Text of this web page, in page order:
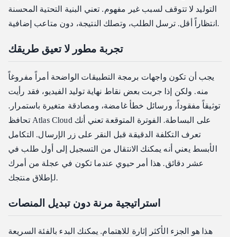
التوليد لا تتوقف لسبب غير مفهوم. تعني البنية التحتية المحسنة
انتظاراً أقل. ترسل الطلب، وتصلك النتيجة، دون متاعب إضافية.
تجربة مطور لا تعيق طريقك
يجب أن تكون واجهات برمجة التطبيقات الواضحة أمراً مفروغاً
منه. ولكن إذا جربت بعض نقاط نهاية توليد الفيديو، فقد رأيت
توثيقاً مفقوداً، ورسائل خطأ غامضة، ومصادقة متغيرة باستمرار.
تحافظ Atlas Cloud على البساطة. الفوترة المتوقعة تعني أنك
تعرف التكلفة الدقيقة قبل النقر على زر الإرسال. التكامل
الأبسط يعني أنه يمكنك الانتقال من التسجيل إلى أول طلب في
عشر دقائق. هذا أمر حيوي عندما تكون في عجلة من أمرك
لإطلاق منتجك.
استراتيجية مرنة دون تبديل المنصات
هذا هو الجزء الأكثر إثارة للاهتمام. يمكنك البدء بالفئة السريعة